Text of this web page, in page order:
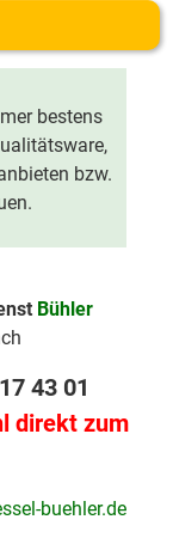
bestens
bzw.
Bühler
43 01
direkt zum
buehler.de